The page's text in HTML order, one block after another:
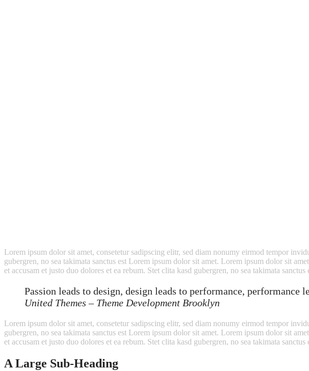
Lorem ipsum dolor sit amet, consetetur sadipscing elitr, sed diam nonumy eirmod tempor
gubergren, no sea takimata sanctus est Lorem ipsum dolor sit amet. Lorem ipsum dolor sit
et accusam et justo duo dolores et ea rebum. Stet clita kasd gubergren, no sea takimata
Passion leads to design, design leads to performance, performance
United Themes – Theme Development Brooklyn
Lorem ipsum dolor sit amet, consetetur sadipscing elitr, sed diam nonumy eirmod tempor
gubergren, no sea takimata sanctus est Lorem ipsum dolor sit amet. Lorem ipsum dolor sit
et accusam et justo duo dolores et ea rebum. Stet clita kasd gubergren, no sea takimata
A Large Sub-Heading